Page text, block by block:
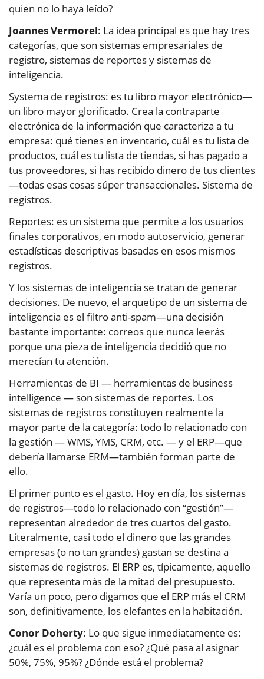
quien no lo haya leído?
Joannes Vermorel: La idea principal es que hay tres
categorías, que son sistemas empresariales de
registro, sistemas de reportes y sistemas de
inteligencia.
Systema de registros: es tu libro mayor electrónico—
un libro mayor glorificado. Crea la contraparte
electrónica de la información que caracteriza a tu
empresa: qué tienes en inventario, cuál es tu lista de
productos, cuál es tu lista de tiendas, si has pagado a
tus proveedores, si has recibido dinero de tus clientes
—todas esas cosas súper transaccionales. Sistema de
registros.
Reportes: es un sistema que permite a los usuarios
finales corporativos, en modo autoservicio, generar
estadísticas descriptivas basadas en esos mismos
registros.
Y los sistemas de inteligencia se tratan de generar
decisiones. De nuevo, el arquetipo de un sistema de
inteligencia es el filtro anti-spam—una decisión
bastante importante: correos que nunca leerás
porque una pieza de inteligencia decidió que no
merecían tu atención.
Herramientas de BI — herramientas de business
intelligence — son sistemas de reportes. Los
sistemas de registros constituyen realmente la
mayor parte de la categoría: todo lo relacionado con
la gestión — WMS, YMS, CRM, etc. — y el ERP—que
debería llamarse ERM—también forman parte de
ello.
El primer punto es el gasto. Hoy en día, los sistemas
de registros—todo lo relacionado con “gestión”—
representan alrededor de tres cuartos del gasto.
Literalmente, casi todo el dinero que las grandes
empresas (o no tan grandes) gastan se destina a
sistemas de registros. El ERP es, típicamente, aquello
que representa más de la mitad del presupuesto.
Varía un poco, pero digamos que el ERP más el CRM
son, definitivamente, los elefantes en la habitación.
Conor Doherty: Lo que sigue inmediatamente es:
¿cuál es el problema con eso? ¿Qué pasa al asignar
50%, 75%, 95%? ¿Dónde está el problema?